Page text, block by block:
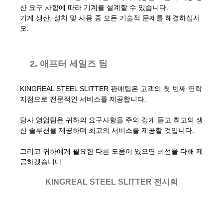
산 요구 사항에 따라 기계를 설계할 수 있습니다.
기계 생산, 설치 및 사용 중 모든 기술적 문제를 해결하십시
오.
2. 애프터 세일즈 팀
KINGREAL STEEL SLITTER 판매팀은 고객의 첫 번째 연락
지점으로 전문적인 서비스를 제공합니다.
당사 영업팀은 귀하의 요구사항을 주의 깊게 듣고 최고의 생
산 솔루션을 제공하며 최고의 서비스를 제공할 것입니다.
그리고 귀하에게 필요한 다른 도움이 있으면 최선을 다해 제
공하겠습니다.
KINGREAL STEEL SLITTER 전시회